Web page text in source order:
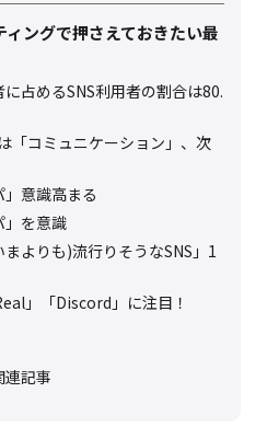
ングで押さえておきたい最
占めるSNS利用者の割合は80.
「コミュニケーション」、次
意識高まる
」を意識
よりも)流行りそうなSNS」1
」「Discord」に注目！
連記事